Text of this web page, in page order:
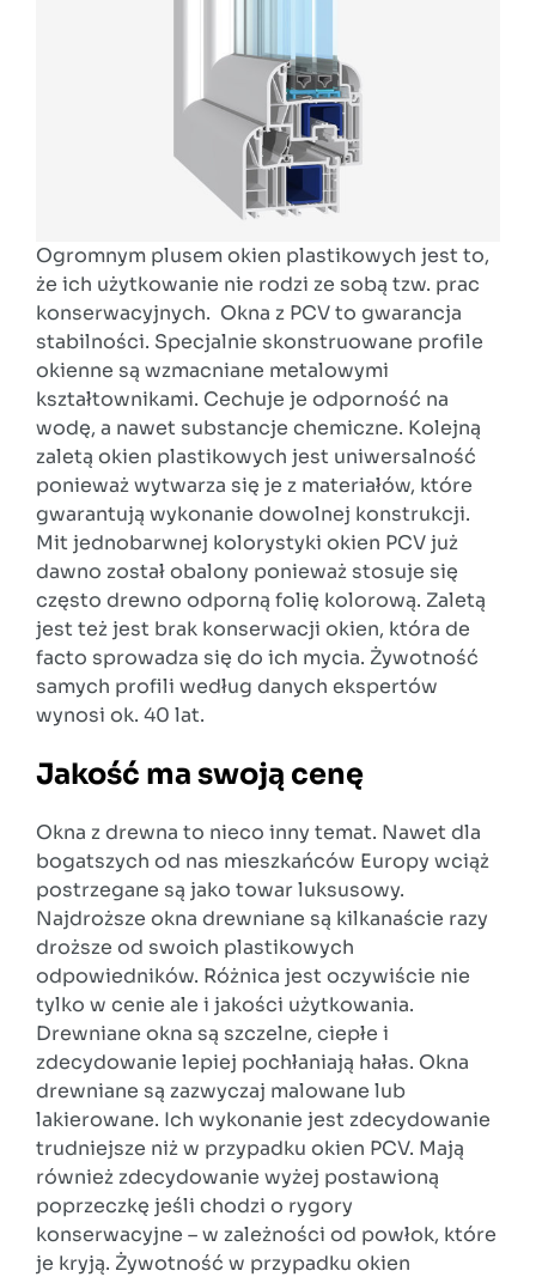
Ogromnym plusem okien plastikowych jest to,
że ich użytkowanie nie rodzi ze sobą tzw. prac
konserwacyjnych. Okna z PCV to gwarancja
stabilności. Specjalnie skonstruowane profile
okienne są wzmacniane metalowymi
kształtownikami. Cechuje je odporność na
wodę, a nawet substancje chemiczne. Kolejną
zaletą okien plastikowych jest uniwersalność
ponieważ wytwarza się je z materiałów, które
gwarantują wykonanie dowolnej konstrukcji.
Mit jednobarwnej kolorystyki okien PCV już
dawno został obalony ponieważ stosuje się
często drewno odporną folię kolorową. Zaletą
jest też jest brak konserwacji okien, która de
facto sprowadza się do ich mycia. Żywotność
samych profili według danych ekspertów
wynosi ok. 40 lat.
Jakość ma swoją cenę
Okna z drewna to nieco inny temat. Nawet dla
bogatszych od nas mieszkańców Europy wciąż
postrzegane są jako towar luksusowy.
Najdroższe okna drewniane są kilkanaście razy
droższe od swoich plastikowych
odpowiedników. Różnica jest oczywiście nie
tylko w cenie ale i jakości użytkowania.
Drewniane okna są szczelne, ciepłe i
zdecydowanie lepiej pochłaniają hałas. Okna
drewniane są zazwyczaj malowane lub
lakierowane. Ich wykonanie jest zdecydowanie
trudniejsze niż w przypadku okien PCV. Mają
również zdecydowanie wyżej postawioną
poprzeczkę jeśli chodzi o rygory
konserwacyjne – w zależności od powłok, które
je kryją. Żywotność w przypadku okien